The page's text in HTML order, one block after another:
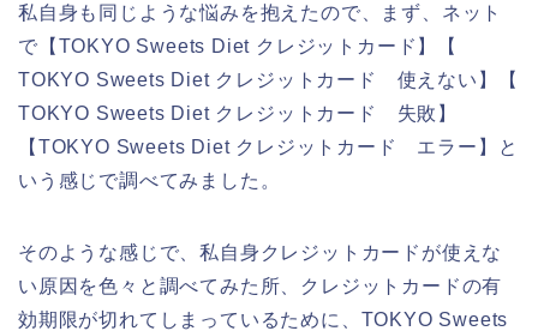
私自身も同じような悩みを抱えたので、まず、ネット
で【TOKYO Sweets Diet クレジットカード】【
TOKYO Sweets Diet クレジットカード 使えない】【
TOKYO Sweets Diet クレジットカード 失敗】
【TOKYO Sweets Diet クレジットカード エラー】と
いう感じで調べてみました。
そのような感じで、私自身クレジットカードが使えな
い原因を色々と調べてみた所、クレジットカードの有
効期限が切れてしまっているために、TOKYO Sweets